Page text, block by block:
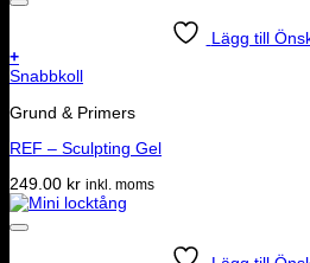
Lägg till
+
Snabbkoll
Grund & Primers
REF – Sculpting Gel
249.00 kr inkl. moms